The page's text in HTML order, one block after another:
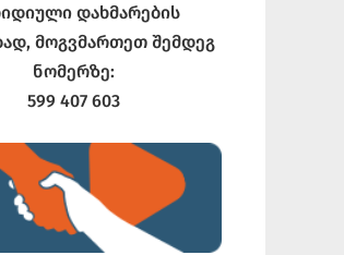
დახმარების
მოგვმართეთ შემდეგ
ნომერზე:
599 407 603